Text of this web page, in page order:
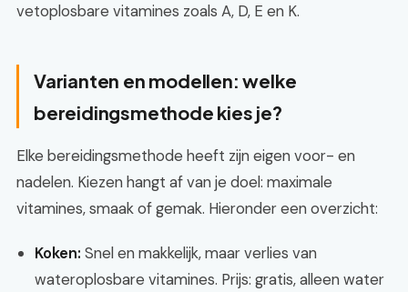
vetoplosbare vitamines zoals A, D, E en K.
Varianten en modellen: welke
bereidingsmethode kies je?
Elke bereidingsmethode heeft zijn eigen voor- en
nadelen. Kiezen hangt af van je doel: maximale
vitamines, smaak of gemak. Hieronder een overzicht:
Koken: Snel en makkelijk, maar verlies van
wateroplosbare vitamines. Prijs: gratis, alleen water